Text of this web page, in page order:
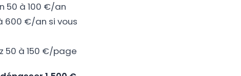
50 à 100 €/an
600 €/an si vous
50 à 150 €/page